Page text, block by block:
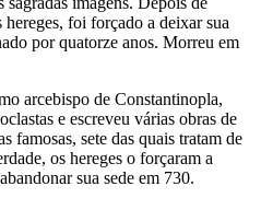
foi forçado a deixar sua
por quatorze anos. Morreu em
arcebispo de Constantinopla,
e escreveu várias obras de
famosas, sete das quais tratam de
os hereges o forçaram a
sua sede em 730.